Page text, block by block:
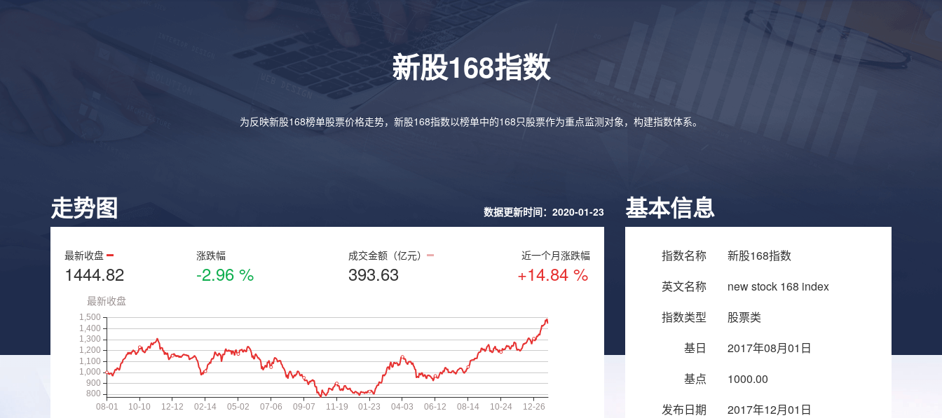
新股168指数
为反映新股168榜单股票价格走势，新股168指数以榜单中的168只股票作为重点监测对象，构建指数体系。
走势图 数据更新时间：2020-01-23
最新收盘
1444.82
涨跌幅
-2.96 %
成交金额（亿元）
393.63
近一个月涨跌幅
+14.84 %
基本信息
指数名称
新股168指数
英文名称
new stock 168 index
指数类型
股票类
基日
2017年08月01日
基点
1000.00
发布日期
2017年12月01日